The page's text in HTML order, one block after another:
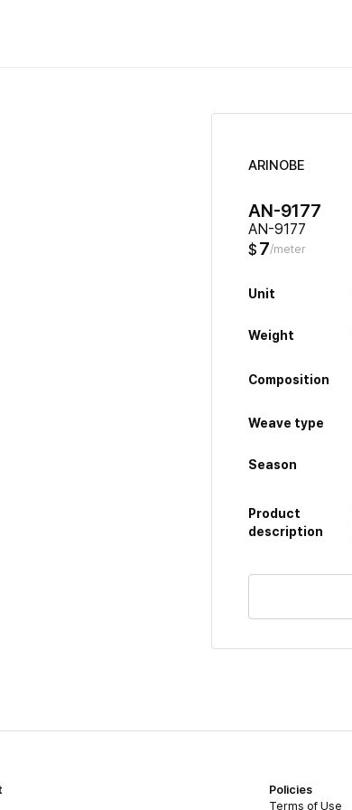
ARINOBE
AN-9177
AN-9177
$ 7/meter
Unit
Weight
Composition
Weave type
Season
Product
description
Policies
Terms of Use